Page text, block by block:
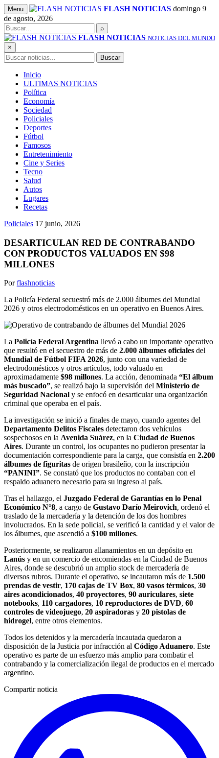
Saltar
al
contenido
Menu FLASH NOTICIAS domingo 9
de agosto, 2026
Buscar
⌕
FLASH NOTICIAS NOTICIAS DEL MUNDO
×
Buscar Buscar
Inicio
ULTIMAS NOTICIAS
Política
Economía
Sociedad
Policiales
Deportes
Fútbol
Famosos
Entretenimiento
Cine y Series
Tecno
Salud
Autos
Lugares
Recetas
Policiales 17 junio, 2026
DESARTICULAN RED DE CONTRABANDO
CON PRODUCTOS VALUADOS EN $98
MILLONES
Porflashnoticias
La Policía Federal secuestró más de 2.000 álbumes del Mundial
2026 y otros electrodomésticos en un operativo en Buenos Aires.
La Policía Federal Argentina llevó a cabo un importante operativo
que resultó en el secuestro de más de 2.000 álbumes oficiales del
Mundial de Fútbol FIFA 2026, junto con una variedad de
electrodomésticos y otros artículos, todo valuado en
aproximadamente $98 millones. La acción, denominada “El álbum
más buscado”, se realizó bajo la supervisión del Ministerio de
Seguridad Nacional y se enfocó en desarticular una organización
criminal que operaba en el país.
La investigación se inició a finales de mayo, cuando agentes del
Departamento Delitos Fiscales detectaron dos vehículos
sospechosos en la Avenida Suárez, en la Ciudad de Buenos
Aires. Durante un control, los ocupantes no pudieron presentar la
documentación correspondiente para la carga, que consistía en 2.200
álbumes de figuritas de origen brasileño, con la inscripción
“PANINI”. Se constató que los productos no contaban con el
respaldo aduanero necesario para su ingreso al país.
Tras el hallazgo, el Juzgado Federal de Garantías en lo Penal
Económico N°8, a cargo de Gustavo Darío Meirovich, ordenó el
traslado de la mercadería y la detención de los dos hombres
involucrados. En la sede policial, se verificó la cantidad y el valor de
los álbumes, que ascendió a $100 millones.
Posteriormente, se realizaron allanamientos en un depósito en
Lanús y en un comercio de encomiendas en la Ciudad de Buenos
Aires, donde se descubrió un amplio stock de mercadería de
diversos rubros. Durante el operativo, se incautaron más de 1.500
prendas de vestir, 170 cajas de TV Box, 80 vasos térmicos, 30
aires acondicionados, 40 proyectores, 90 auriculares, siete
notebooks, 110 cargadores, 10 reproductores de DVD, 60
controles de videojuego, 20 aspiradoras y 20 pistolas de
hidrogel, entre otros elementos.
Todos los detenidos y la mercadería incautada quedaron a
disposición de la Justicia por infracción al Código Aduanero. Este
operativo es parte de un esfuerzo más amplio para combatir el
contrabando y la comercialización ilegal de productos en el mercado
argentino.
Compartir noticia